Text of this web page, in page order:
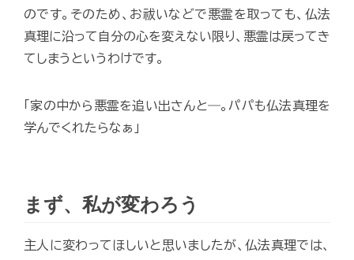
のです。そのため、お祓いなどで悪霊を取っても、仏法
真理に沿って自分の心を変えない限り、悪霊は戻ってき
てしまうというわけです。
「家の中から悪霊を追い出さんと―。パパも仏法真理を
学んでくれたらなぁ」
まず、私が変わろう
主人に変わってほしいと思いましたが、仏法真理では、